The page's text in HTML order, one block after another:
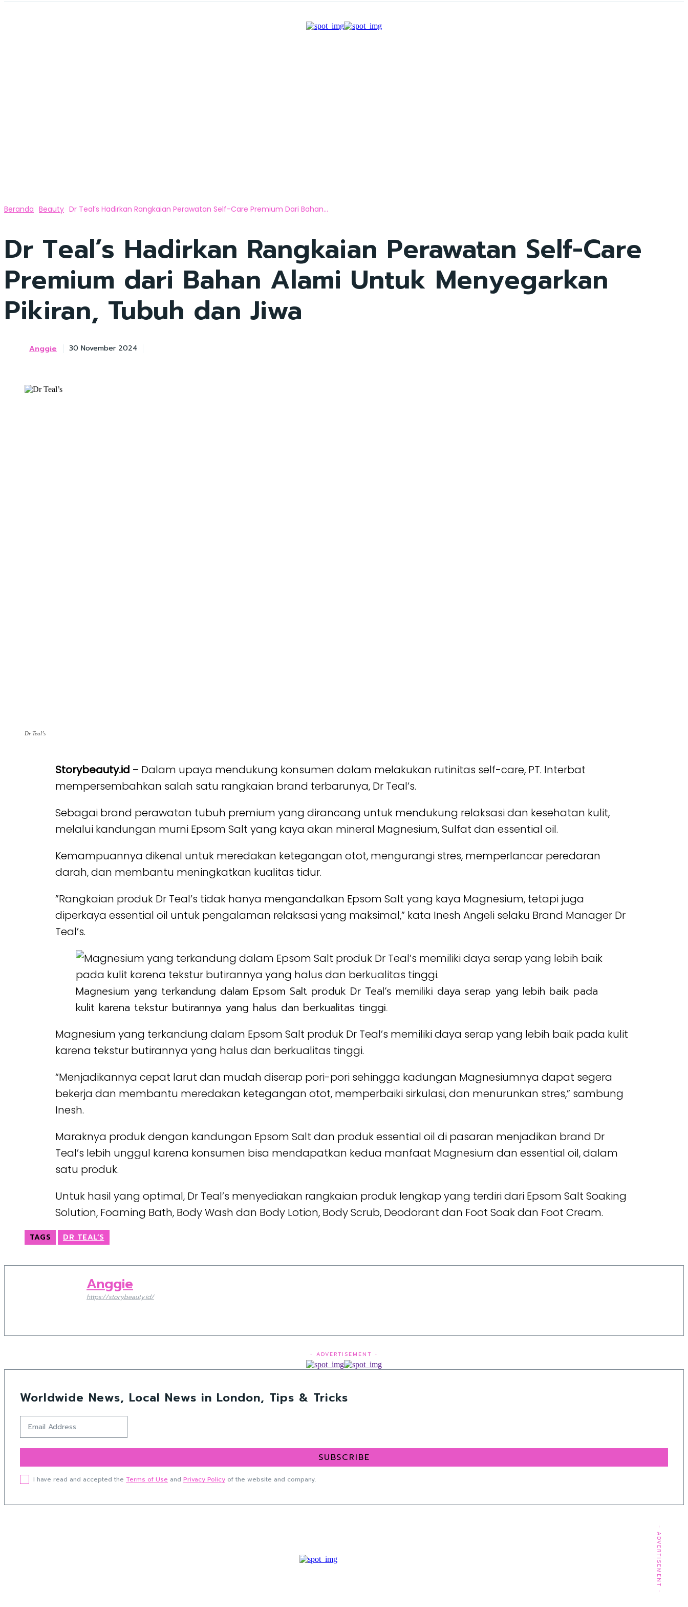
Beranda Beauty Dr Teal’s Hadirkan Rangkaian Perawatan Self-Care Premium Dari Bahan...
Dr Teal’s Hadirkan Rangkaian Perawatan Self-Care
Premium dari Bahan Alami Untuk Menyegarkan
Pikiran, Tubuh dan Jiwa
Anggie 30 November 2024
Dr Teal’s
Storybeauty.id – Dalam upaya mendukung konsumen dalam melakukan rutinitas self-care, PT. Interbat
mempersembahkan salah satu rangkaian brand terbarunya, Dr Teal’s.
Sebagai brand perawatan tubuh premium yang dirancang untuk mendukung relaksasi dan kesehatan kulit,
melalui kandungan murni Epsom Salt yang kaya akan mineral Magnesium, Sulfat dan essential oil.
Kemampuannya dikenal untuk meredakan ketegangan otot, mengurangi stres, memperlancar peredaran
darah, dan membantu meningkatkan kualitas tidur.
”Rangkaian produk Dr Teal’s tidak hanya mengandalkan Epsom Salt yang kaya Magnesium, tetapi juga
diperkaya essential oil untuk pengalaman relaksasi yang maksimal,” kata Inesh Angeli selaku Brand Manager Dr
Teal’s.
Magnesium yang terkandung dalam Epsom Salt produk Dr Teal’s memiliki daya serap yang lebih baik pada
kulit karena tekstur butirannya yang halus dan berkualitas tinggi.
Magnesium yang terkandung dalam Epsom Salt produk Dr Teal’s memiliki daya serap yang lebih baik pada kulit
karena tekstur butirannya yang halus dan berkualitas tinggi.
“Menjadikannya cepat larut dan mudah diserap pori-pori sehingga kadungan Magnesiumnya dapat segera
bekerja dan membantu meredakan ketegangan otot, memperbaiki sirkulasi, dan menurunkan stres,” sambung
Inesh.
Maraknya produk dengan kandungan Epsom Salt dan produk essential oil di pasaran menjadikan brand Dr
Teal’s lebih unggul karena konsumen bisa mendapatkan kedua manfaat Magnesium dan essential oil, dalam
satu produk.
Untuk hasil yang optimal, Dr Teal’s menyediakan rangkaian produk lengkap yang terdiri dari Epsom Salt Soaking
Solution, Foaming Bath, Body Wash dan Body Lotion, Body Scrub, Deodorant dan Foot Soak dan Foot Cream.
TAGS DR TEAL’S
Anggie
https://storybeauty.id/
- ADVERTISEMENT -
Worldwide News, Local News in London, Tips & Tricks
SUBSCRIBE
I have read and accepted the Terms of Use and Privacy Policy of the website and company.
- ADVERTISEMENT -